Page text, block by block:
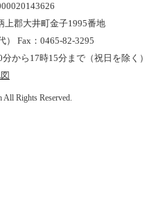
郡大井町金子1995番地
） Fax：0465-82-3295
から17時15分まで（祝日を除く）
Rights Reserved.